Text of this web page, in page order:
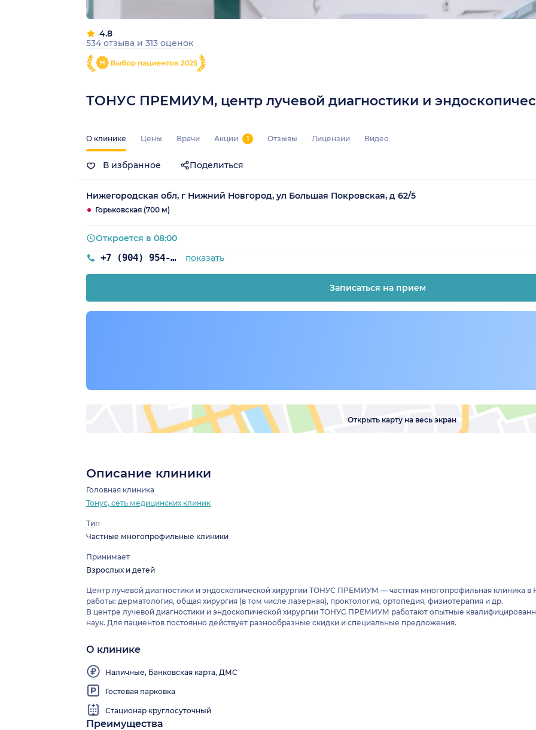
ТОНУС ПРЕМИУМ, центр лучевой диагностики и
4.8
534 отзыва и 313 оценок
О клинике Цены Врачи Акции 1 Отзывы Лицензии Видео
В избранное Поделиться
Нижегородская обл, г Нижний Новгород, ул Большая Покровская, д 62/5
Горьковская (700 м)
+7 (904) 954-04-36 показать
Откроется в 08:00
Записаться на прием
Открыть карту на весь экран
Описание клиники
Головная клиника
Тонус, сеть медицинских клиник
Тип
Частные многопрофильные клиники
Принимает
Взрослых и детей
Центр лучевой диагностики и эндоскопической хирургии ТОНУС ПРЕМИУМ — частная многопрофильная клиника
работы: дерматология, общая хирургия (в том числе лазерная), проктология, ортопедия, физиотерапия и др.
В центре лучевой диагностики и эндоскопической хирургии ТОНУС ПРЕМИУМ работают опытные
наук. Для пациентов постоянно действует разнообразные скидки и специальные предложения.
О клинике
Наличные, Банковская карта, ДМС
Гостевая парковка
Стационар круглосуточный
Преимущества